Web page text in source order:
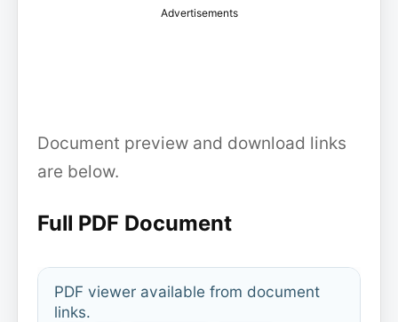
Advertisements
Document preview and download links
are below.
Full PDF Document
PDF viewer available from document
links.